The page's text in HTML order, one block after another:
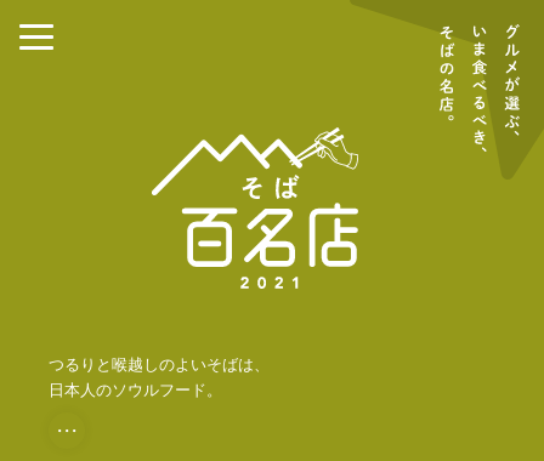
つるりと喉越しのよいそばは、
日本人のソウルフード。
・・・